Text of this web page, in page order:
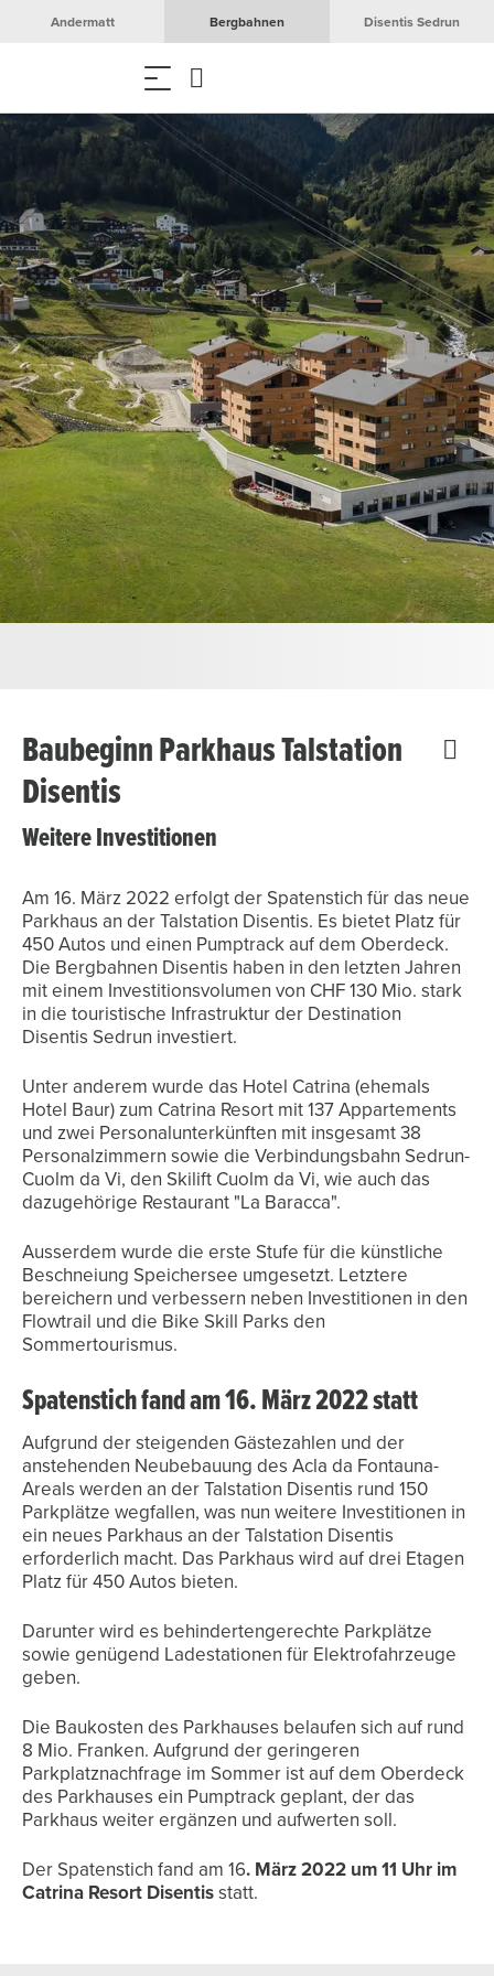
Andermatt Bergbahnen Disentis Sedrun
Baubeginn Parkhaus Talstation
Disentis
Weitere Investitionen
Am 16. März 2022 erfolgt der Spatenstich für das neue
Parkhaus an der Talstation Disentis. Es bietet Platz für
450 Autos und einen Pumptrack auf dem Oberdeck.
Die Bergbahnen Disentis haben in den letzten Jahren
mit einem Investitionsvolumen von CHF 130 Mio. stark
in die touristische Infrastruktur der Destination
Disentis Sedrun investiert.
Unter anderem wurde das Hotel Catrina (ehemals
Hotel Baur) zum Catrina Resort mit 137 Appartements
und zwei Personalunterkünften mit insgesamt 38
Personalzimmern sowie die Verbindungsbahn Sedrun-
Cuolm da Vi, den Skilift Cuolm da Vi, wie auch das
dazugehörige Restaurant "La Baracca".
Ausserdem wurde die erste Stufe für die künstliche
Beschneiung Speichersee umgesetzt. Letztere
bereichern und verbessern neben Investitionen in den
Flowtrail und die Bike Skill Parks den
Sommertourismus.
Spatenstich fand am 16. März 2022 statt
Aufgrund der steigenden Gästezahlen und der
anstehenden Neubebauung des Acla da Fontauna-
Areals werden an der Talstation Disentis rund 150
Parkplätze wegfallen, was nun weitere Investitionen in
ein neues Parkhaus an der Talstation Disentis
erforderlich macht. Das Parkhaus wird auf drei Etagen
Platz für 450 Autos bieten.
Darunter wird es behindertengerechte Parkplätze
sowie genügend Ladestationen für Elektrofahrzeuge
geben.
Die Baukosten des Parkhauses belaufen sich auf rund
8 Mio. Franken. Aufgrund der geringeren
Parkplatznachfrage im Sommer ist auf dem Oberdeck
des Parkhauses ein Pumptrack geplant, der das
Parkhaus weiter ergänzen und aufwerten soll.
Der Spatenstich fand am 16. März 2022 um 11 Uhr im
Catrina Resort Disentisstatt.